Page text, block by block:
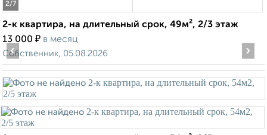
2/7
2-к квартира, на длительный срок, 49м², 2/3 этаж
13 000 ₽ в месяц
Собственник, 05.08.2026
‹ ›